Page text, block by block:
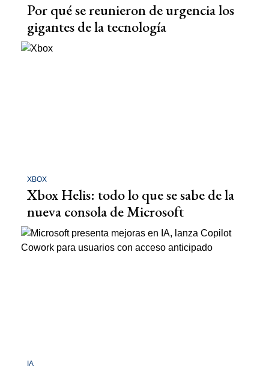
Por qué se reunieron de urgencia los
gigantes de la tecnología
XBOX
Xbox Helis: todo lo que se sabe de la
nueva consola de Microsoft
IA